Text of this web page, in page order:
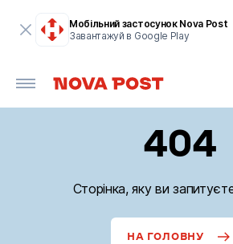
Мобільний застосунок Nova Post
Завантажуй в Google Play
404
Сторінка, яку ви
НА ГОЛОВНУ